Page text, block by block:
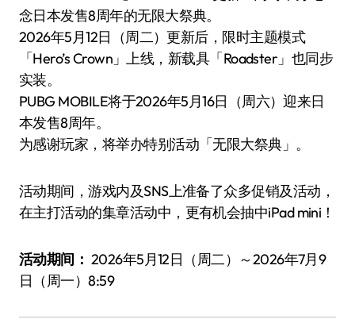
念日本发售8周年的无限大祭典。
2026年5月12日（周二）更新后，限时主题模式
「Hero’s Crown」上线，新载具「Roadster」也同步
实装。
PUBG MOBILE将于2026年5月16日（周六）迎来日
本发售8周年。
为感谢玩家，将举办特别活动「无限大祭典」。
活动期间，游戏内及SNS上准备了众多促销及活动，
在主打活动的集章活动中，更有机会抽中iPad mini！
活动期间： 2026年5月12日（周二）～2026年7月9
日（周一）8:59